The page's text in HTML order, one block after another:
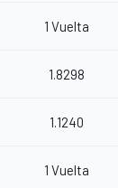
1 Vuelta
1.8298
1.1240
1 Vuelta